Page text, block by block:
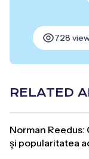
728
RELATED
Norman Reedus:
și popularitatea